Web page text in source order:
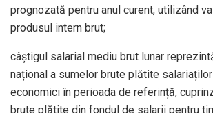
prognozată pentru anul curent, utilizând
produsul intern brut;
câștigul salarial mediu brut lunar
național a sumelor brute plătite
economici în perioada de referință,
brute plătite din fondul de salarii pentru